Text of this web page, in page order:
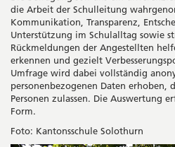
die Arbeit der Schulleitung
Kommunikation, Transparenz,
Unterstützung im Schulalltag sowie
Rückmeldungen der Angestellten
erkennen und gezielt
Umfrage wird dabei vollständig
personenbezogenen Daten erhoben,
Personen zulassen. Die Auswertung
Form.
Foto: Kantonsschule Solothurn